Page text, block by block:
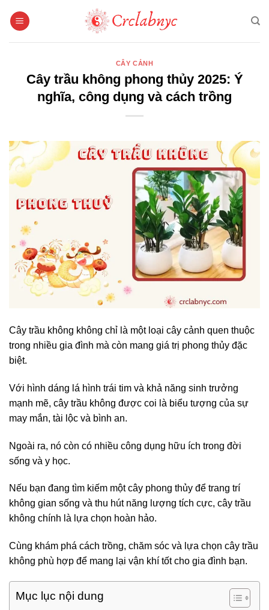
qua
CÂY CẢNH
Cây trầu không phong thủy 2025: Ý
nghĩa, công dụng và cách trồng
Cây trầu không không chỉ là một loại cây cảnh quen thuộc
trong nhiều gia đình mà còn mang giá trị phong thủy đặc
biệt.
Với hình dáng lá hình trái tim và khả năng sinh trưởng
mạnh mẽ, cây trầu không được coi là biểu tượng của sự
may mắn, tài lộc và bình an.
Ngoài ra, nó còn có nhiều công dụng hữu ích trong đời
sống và y học.
Nếu bạn đang tìm kiếm một cây phong thủy để trang trí
không gian sống và thu hút năng lượng tích cực, cây trầu
không chính là lựa chọn hoàn hảo.
Cùng khám phá cách trồng, chăm sóc và lựa chọn cây trầu
không phù hợp để mang lại vận khí tốt cho gia đình bạn.
Mục lục nội dung